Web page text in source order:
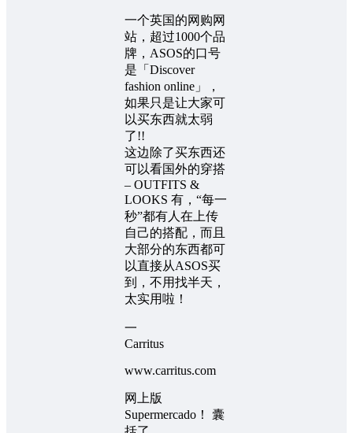
一个英国的网购网
站，超过1000个品
牌，ASOS的口号
是「Discover
fashion online」，
如果只是让大家可
以买东西就太弱
了!!
这边除了买东西还
可以看国外的穿搭
– OUTFITS &
LOOKS 有，“每一
秒”都有人在上传
自己的搭配，而且
大部分的东西都可
以直接从ASOS买
到，不用找半天，
太实用啦！
一
Carritus
www.carritus.com
网上版
Supermercado！ 囊